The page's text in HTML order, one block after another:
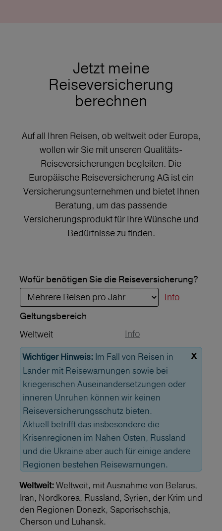
Jetzt meine
Reiseversicherung
berechnen
Auf all Ihren Reisen, ob weltweit oder Europa,
wollen wir Sie mit unseren Qualitäts-
Reiseversicherungen begleiten. Die
Europäische Reiseversicherung AG ist ein
Versicherungsunternehmen und bietet Ihnen
Beratung, um das passende
Versicherungsprodukt für Ihre Wünsche und
Bedürfnisse zu finden.
Wofür benötigen Sie die Reiseversicherung?
Info
Geltungs­bereich
Weltweit
Info
x
Wichtiger Hinweis: Im Fall von Reisen in
Länder mit Reisewarnungen sowie bei
kriegerischen Auseinandersetzungen oder
inneren Unruhen können wir keinen
Reiseversicherungsschutz bieten.
Aktuell betrifft das insbesondere die
Krisenregionen im Nahen Osten, Russland
und die Ukraine aber auch für einige andere
Regionen bestehen Reisewarnungen.
Weltweit: Weltweit, mit Ausnahme von Belarus,
Iran, Nordkorea, Russland, Syrien, der Krim und
den Regionen Donezk, Saporischschja,
Cherson und Luhansk.